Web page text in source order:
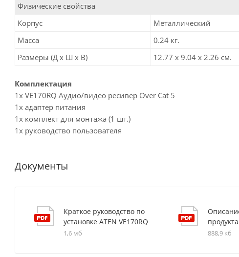
Физические свойства
Корпус
Металлический
Масса
0.24 кг.
Размеры (Д х Ш х В)
12.77 x 9.04 x 2.26 см.
Комплектация
1x VE170RQ Аудио/видео ресивер Over Cat 5
1х адаптер питания
1х комплект для монтажа (1 шт.)
1x руководство пользователя
Документы
Краткое руководство по
установке ATEN VE170RQ
1,6 мб 888,9 кб